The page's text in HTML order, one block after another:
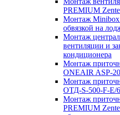
PREMIUM
Монтаж Minibox
обвязкой на
Монтаж
вентиляции и
кондиционера
Монтаж
ONEAIR ASP-
Монтаж
ОТД-S-500-F-E/6
Монтаж
PREMIUM